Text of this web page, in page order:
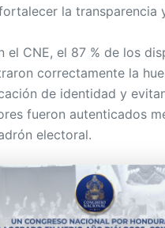
la transparencia
el CNE, el 87 % de los
correctamente la
de identidad y
fueron autenticados
electoral.